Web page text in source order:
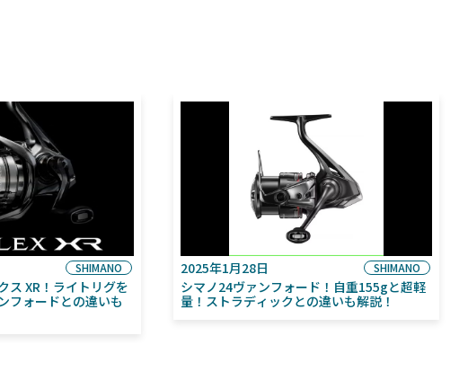
SHIMANO
ス XR！ライトリグを
フォードとの違いも
2025年1月28日 SHIMANO
シマノ24ヴァンフォード！自重155gと超軽
量！ストラディックとの違いも解説！